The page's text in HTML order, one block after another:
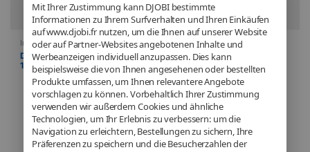
Mit Ihrer Zustimmung kann DJOBI bestimmte
Informationen zu Ihrem Surfverhalten und Ihren Einkäufen
auf www.djobi.fr nutzen, um die Ihnen auf unserer Website
oder auf Partner-Websites angebotenen Inhalte und
Werbeanzeigen individuell anzupassen. Dies kann
beispielsweise die von Ihnen angesehenen oder bestellten
Produkte umfassen, um Ihnen relevantere Angebote
vorschlagen zu können. Vorbehaltlich Ihrer Zustimmung
verwenden wir außerdem Cookies und ähnliche
Technologien, um Ihr Erlebnis zu verbessern: um die
Navigation zu erleichtern, Bestellungen zu sichern, Ihre
Präferenzen zu speichern und die Besucherzahlen der
Filter
Informatik,Laptop,Laptops
Dell 16 DC16250 – PC portable
16″ Full HD+ IPS – Intel Core 7
150U – 16 Go DDR5 – SSD 512
Go – Windows 11 Pro